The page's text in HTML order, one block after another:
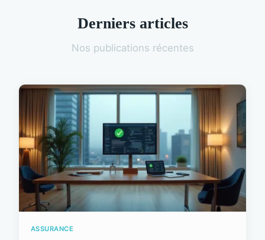
Derniers articles
Nos publications récentes
ASSURANCE